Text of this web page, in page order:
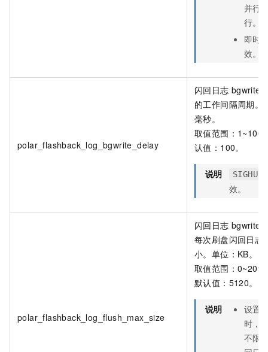
并行
行。
即时
效。
polar_flashback_log_bgwrite_delay
闪回日志 bgwriter
的工作间隔周期。
毫秒。
取值范围：
认值：100。
说明 SIGHUP
效。
polar_flashback_log_flush_max_size
闪回日志 bgwriter
每次刷盘闪回日志
小。单位：KB。
取值范围：
默认值：5120。
说明
设置
时，
不限